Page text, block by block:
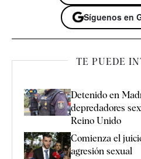
Síguenos en
TE PUEDE
Detenido en
depredadores
Reino Unido
Comienza el
agresión sexual